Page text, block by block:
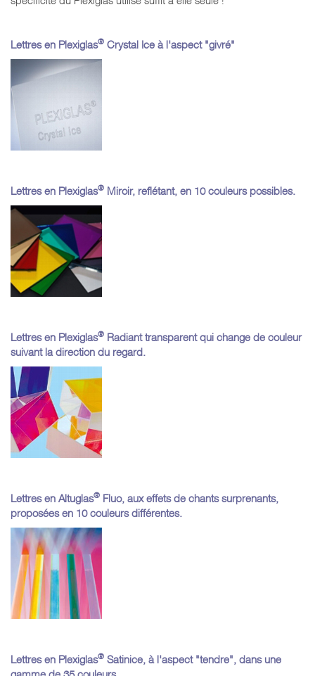
Lettres en Plexiglas® Crystal Ice à l'aspect "givré"
Lettres en Plexiglas® Miroir, reflétant, en 10 couleurs possibles.
Lettres en Plexiglas® Radiant transparent qui change de couleur
suivant la direction du regard.
Lettres en Altuglas® Fluo, aux effets de chants surprenants,
proposées en 10 couleurs différentes.
Lettres en Plexiglas® Satinice, à l'aspect "tendre", dans une